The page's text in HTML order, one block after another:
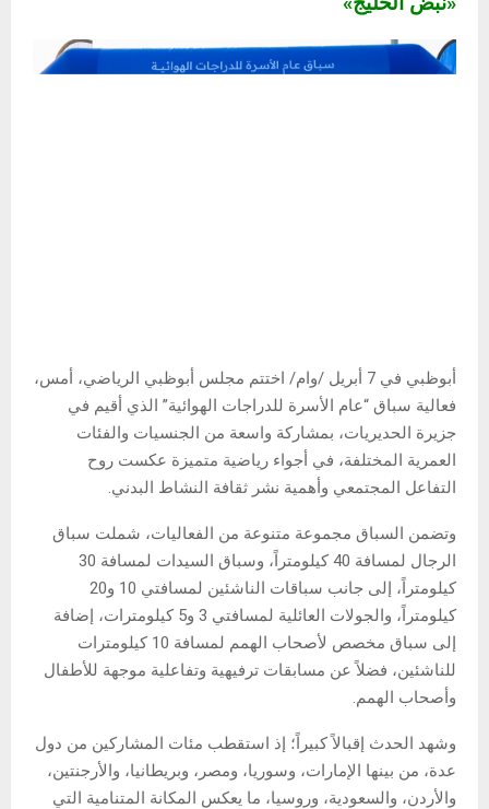
أبوظبي في 7 أبريل /وام/ اختتم مجلس أبوظبي الرياضي، أمس،
فعالية سباق “عام الأسرة للدراجات الهوائية” الذي أقيم في
جزيرة الحديريات، بمشاركة واسعة من الجنسيات والفئات
العمرية المختلفة، في أجواء رياضية متميزة عكست روح
التفاعل المجتمعي وأهمية نشر ثقافة النشاط البدني.
وتضمن السباق مجموعة متنوعة من الفعاليات، شملت سباق
الرجال لمسافة 40 كيلومتراً، وسباق السيدات لمسافة 30
كيلومتراً، إلى جانب سباقات الناشئين لمسافتي 10 و20
كيلومتراً، والجولات العائلية لمسافتي 3 و5 كيلومترات، إضافة
إلى سباق مخصص لأصحاب الهمم لمسافة 10 كيلومترات
للناشئين، فضلاً عن مسابقات ترفيهية وتفاعلية موجهة للأطفال
وأصحاب الهمم.
وشهد الحدث إقبالاً كبيراً؛ إذ استقطب مئات المشاركين من دول
عدة، من بينها الإمارات، وسوريا، ومصر، وبريطانيا، والأرجنتين،
والأردن، والسعودية، وروسيا، ما يعكس المكانة المتنامية التي